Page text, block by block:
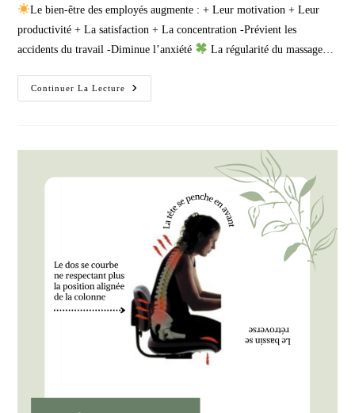
Le bien-être des employés augmente : + Leur motivation + Leur
productivité + La satisfaction + La concentration -Prévient les
accidents du travail -Diminue l’anxiété
La régularité du massage…
Continuer La Lecture
Le
Bien-
Sept